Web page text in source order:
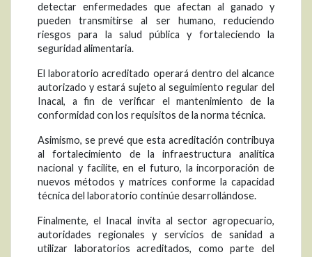
detectar enfermedades que afectan al ganado y
pueden transmitirse al ser humano, reduciendo
riesgos para la salud pública y fortaleciendo la
seguridad alimentaria.
El laboratorio acreditado operará dentro del alcance
autorizado y estará sujeto al seguimiento regular del
Inacal, a fin de verificar el mantenimiento de la
conformidad con los requisitos de la norma técnica.
Asimismo, se prevé que esta acreditación contribuya
al fortalecimiento de la infraestructura analítica
nacional y facilite, en el futuro, la incorporación de
nuevos métodos y matrices conforme la capacidad
técnica del laboratorio continúe desarrollándose.
Finalmente, el Inacal invita al sector agropecuario,
autoridades regionales y servicios de sanidad a
utilizar laboratorios acreditados, como parte del